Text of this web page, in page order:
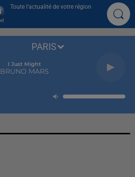
Toute l'actualité de votre région
I Just Might
BRUNO MARS
PARIS